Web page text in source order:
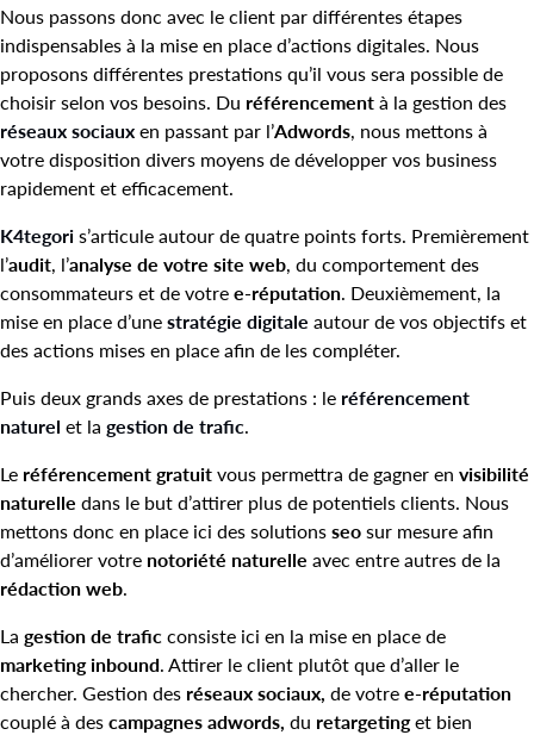
Nous passons donc avec le client par différentes étapes
indispensables à la mise en place d’actions digitales. Nous
proposons différentes prestations qu’il vous sera possible de
choisir selon vos besoins. Du référencementà la gestion des
réseaux sociauxen passant par l’Adwords, nous mettons à
votre disposition divers moyens de développer vos business
rapidement et efficacement.
K4tegoris’articule autour de quatre points forts. Premièrement
l’audit, l’analyse de votre site web, du comportement des
consommateurs et de votree-réputation. Deuxièmement, la
mise en place d’unestratégie digitale autour de vos objectifs et
des actions mises en place afin de les compléter.
Puis deux grands axes de prestations : le référencement
naturel et la gestion de trafic.
Le référencement gratuitvous permettra de gagner en visibilité
naturelle dans le but d’attirer plus de potentiels clients. Nous
mettons donc en place ici des solutionsseosur mesure afin
d’améliorer votre notoriété naturelle avec entre autres de la
rédaction web.
La gestion de traficconsiste ici en la mise en place de
marketing inbound. Attirer le client plutôt que d’aller le
chercher. Gestion des réseaux sociaux, de votree-réputation
couplé à descampagnes adwords, du retargetinget bien